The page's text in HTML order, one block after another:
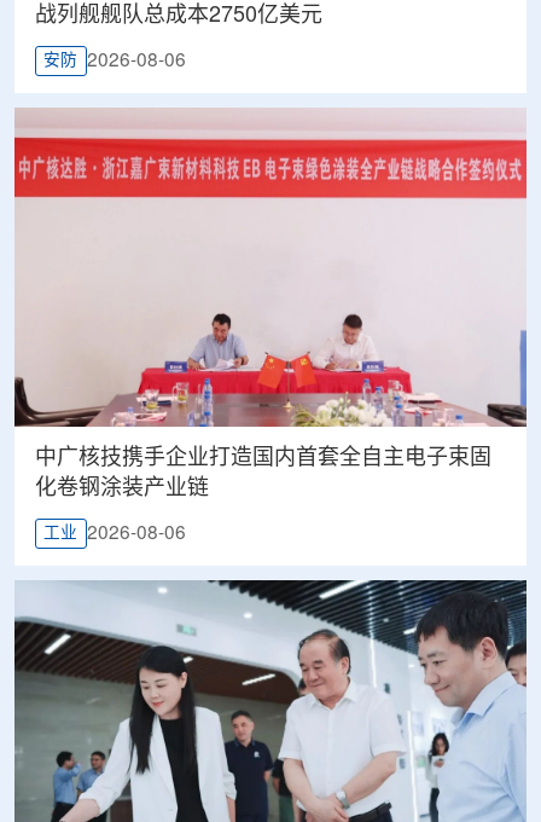
战列舰舰队总成本2750亿美元
安防 2026-08-06
中广核技携手企业打造国内首套全自主电子束固
化卷钢涂装产业链
工业 2026-08-06